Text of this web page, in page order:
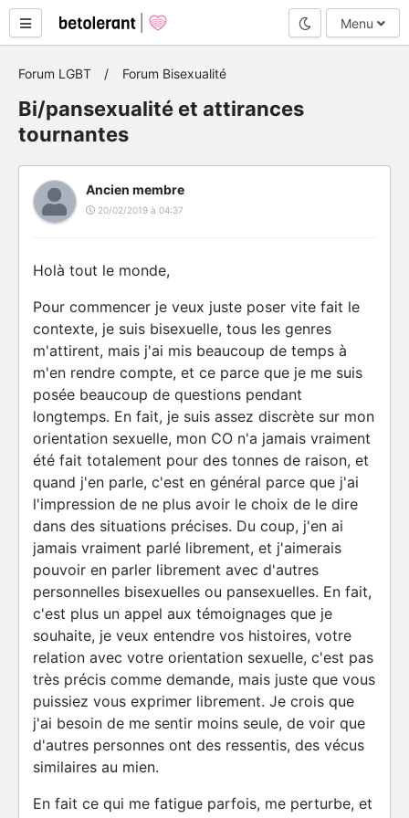
Mode nuit
Menu
Forum LGBT Forum Bisexualité
Bi/pansexualité et attirances
tournantes
Ancien membre
20/02/2019 à 04:37
Holà tout le monde,
Pour commencer je veux juste poser vite fait le
contexte, je suis bisexuelle, tous les genres
m'attirent, mais j'ai mis beaucoup de temps à
m'en rendre compte, et ce parce que je me suis
posée beaucoup de questions pendant
longtemps. En fait, je suis assez discrète sur mon
orientation sexuelle, mon CO n'a jamais vraiment
été fait totalement pour des tonnes de raison, et
quand j'en parle, c'est en général parce que j'ai
l'impression de ne plus avoir le choix de le dire
dans des situations précises. Du coup, j'en ai
jamais vraiment parlé librement, et j'aimerais
pouvoir en parler librement avec d'autres
personnelles bisexuelles ou pansexuelles. En fait,
c'est plus un appel aux témoignages que je
souhaite, je veux entendre vos histoires, votre
relation avec votre orientation sexuelle, c'est pas
très précis comme demande, mais juste que vous
puissiez vous exprimer librement. Je crois que
j'ai besoin de me sentir moins seule, de voir que
d'autres personnes ont des ressentis, des vécus
similaires au mien.
En fait ce qui me fatigue parfois, me perturbe, et